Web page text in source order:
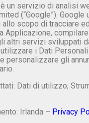
un servizio di analisi
(“Google”). Google
scopo di tracciare
Applicazione,
altri servizi sviluppati
i Dati
personalizzare gli
Dati di utilizzo;
Irlanda – Privacy